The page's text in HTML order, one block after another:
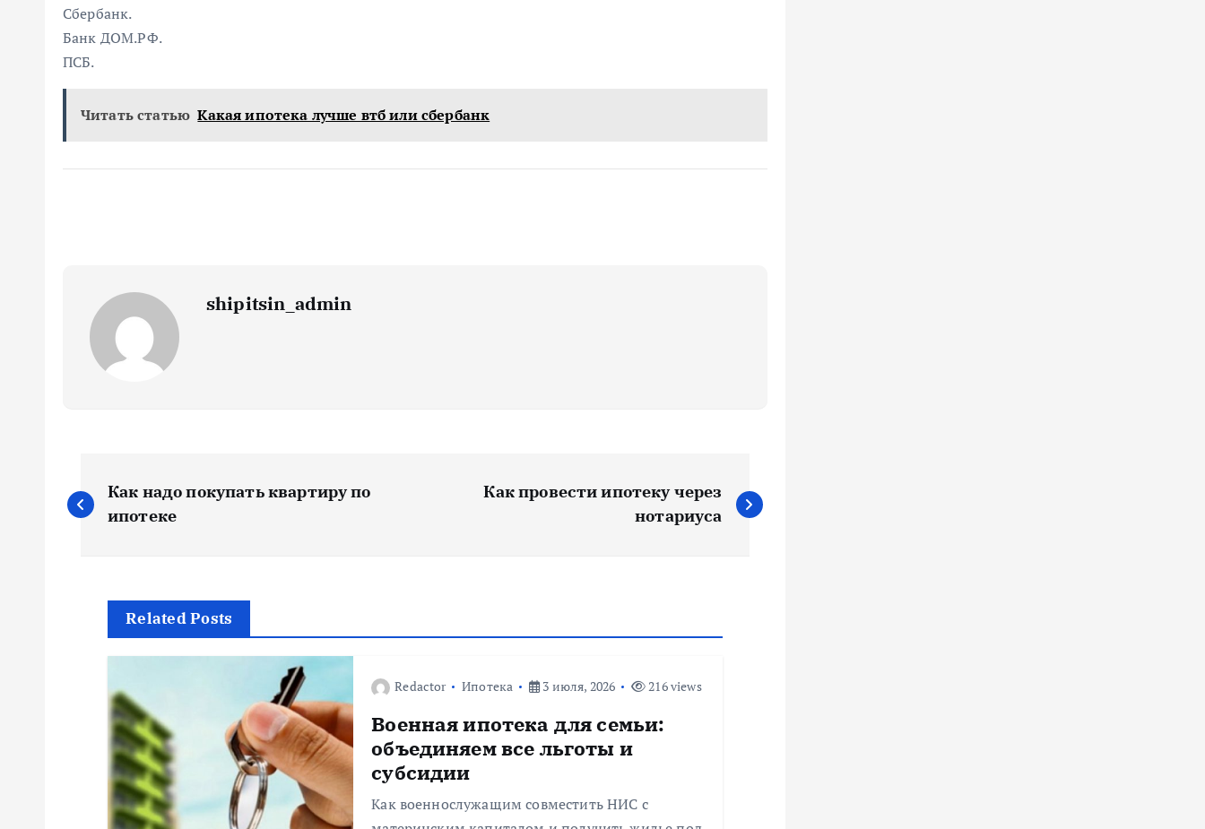
Сбербанк.
Банк ДОМ.РФ.
ПСБ.
Читать статью Какая ипотека лучше втб или сбербанк
shipitsin_admin
Н
а
Как надо покупать квартиру по
ипотеке
Как провести ипотеку через
нотариуса
Related Posts
Redactor Ипотека 3 июля, 2026 216 views
Военная ипотека для семьи:
объединяем все льготы и
субсидии
Как военнослужащим совместить НИС с